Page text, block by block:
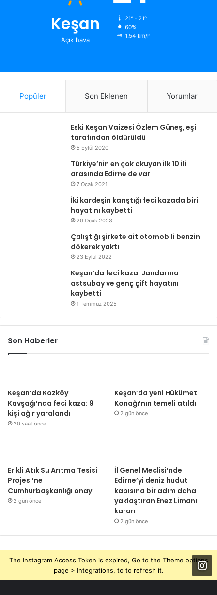
Keşan
Açık hava
21º - 21º
60%
1.54 km/h
Popüler Son Eklenen Yorumlar
Eski Keşan Vaizesi Özlem Güneş, eşi
tarafından öldürüldü
5 Eylül 2020
Türkiye’nin en çok okuyan ilk 10 ili
arasında Edirne de var
7 Ocak 2021
İki kardeşin karıştığı feci kazada biri
hayatını kaybetti
20 Ocak 2023
Çalıştığı şirkete ait otomobili benzin
dökerek yaktı
23 Eylül 2022
Keşan’da feci kaza! Jandarma
astsubay ve genç çift hayatını
kaybetti
1 Temmuz 2025
Son Haberler
Keşan’da Kozköy
Kavşağı’nda feci kaza: 9
kişi ağır yaralandı
20 saat önce
Keşan’da yeni Hükümet
Konağı’nın temeli atıldı
2 gün önce
Erikli Atık Su Arıtma Tesisi
Projesi’ne
Cumhurbaşkanlığı onayı
2 gün önce
İl Genel Meclisi’nde
Edirne’yi deniz hudut
kapısına bir adım daha
yaklaştıran Enez Limanı
kararı
2 gün önce
The Instagram Access Token is expired, Go to the Theme options
page > Integrations, to to refresh it.